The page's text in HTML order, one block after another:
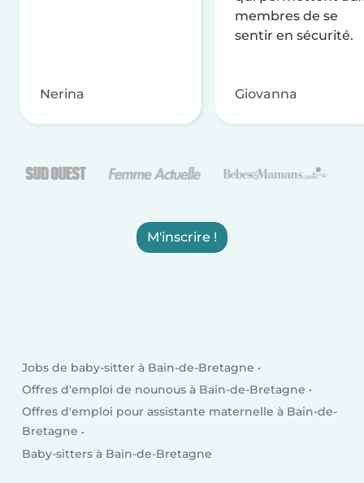
Nerina
membres de se
sentir en sécurité.
Giovanna
M'inscrire !
Jobs de baby-sitter à Bain-de-Bretagne
Offres d'emploi de nounous à Bain-de-Bretagne
Offres d'emploi pour assistante maternelle à Bain-de-
Bretagne
Baby-sitters à Bain-de-Bretagne